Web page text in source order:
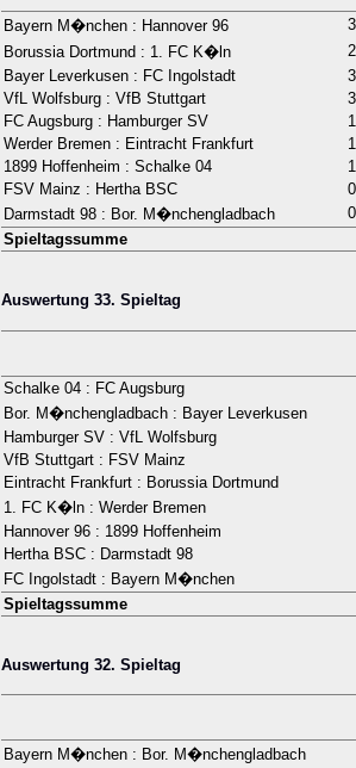
Bayern M�nchen : Hannover 96
Borussia Dortmund : 1. FC K�ln
Bayer Leverkusen : FC Ingolstadt
VfL Wolfsburg : VfB Stuttgart
FC Augsburg : Hamburger SV
Werder Bremen : Eintracht Frankfurt
1899 Hoffenheim : Schalke 04
FSV Mainz : Hertha BSC
Darmstadt 98 : Bor. M�nchengladbach
Spieltagssumme
Auswertung 33. Spieltag
Schalke 04 : FC Augsburg
Bor. M�nchengladbach : Bayer Leverkusen
Hamburger SV : VfL Wolfsburg
VfB Stuttgart : FSV Mainz
Eintracht Frankfurt : Borussia Dortmund
1. FC K�ln : Werder Bremen
Hannover 96 : 1899 Hoffenheim
Hertha BSC : Darmstadt 98
FC Ingolstadt : Bayern M�nchen
Spieltagssumme
Auswertung 32. Spieltag
Bayern M�nchen : Bor. M�nchengladbach